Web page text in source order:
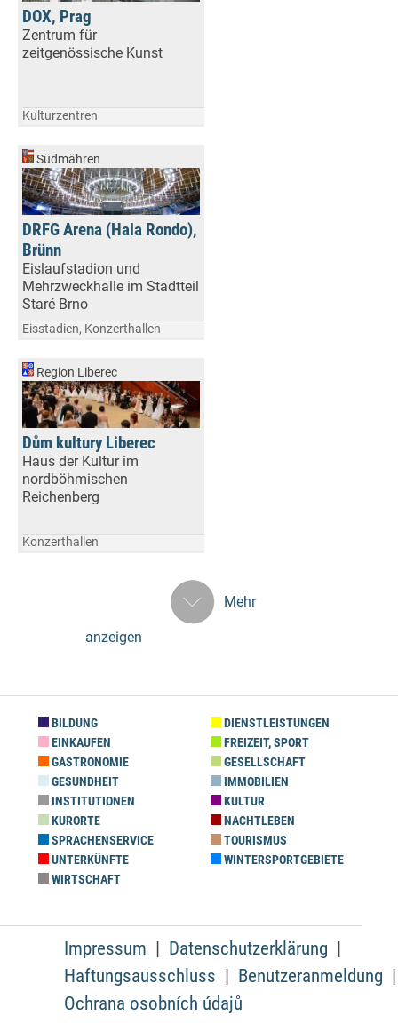
DOX, Prag
Zentrum für
zeitgenössische Kunst
Kulturzentren
Südmähren
DRFG Arena (Hala Rondo),
Brünn
Eislaufstadion und
Mehrzweckhalle im Stadtteil
Staré Brno
Eisstadien, Konzerthallen
Region Liberec
Dům kultury Liberec
Haus der Kultur im
nordböhmischen
Reichenberg
Konzerthallen
Mehr
anzeigen
BILDUNG
DIENSTLEISTUNGEN
EINKAUFEN
FREIZEIT, SPORT
GASTRONOMIE
GESELLSCHAFT
GESUNDHEIT
IMMOBILIEN
INSTITUTIONEN
KULTUR
KURORTE
NACHTLEBEN
SPRACHENSERVICE
TOURISMUS
UNTERKÜNFTE
WINTERSPORTGEBIETE
WIRTSCHAFT
Impressum
Datenschutzerklärung
Haftungsausschluss
Benutzeranmeldung
Ochrana osobních údajů